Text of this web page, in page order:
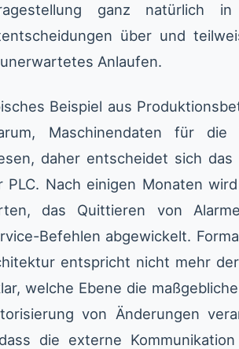
ganz natürlich
über und
Anlaufen.
Beispiel aus
Maschinendaten für die
daher entscheidet sich
PLC. Nach einigen Monaten
das Quittieren von
Befehlen abgewickelt.
entspricht nicht mehr
welche Ebene die
von Änderungen
die externe